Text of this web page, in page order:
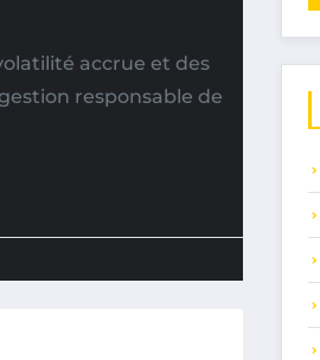
accrue et des
responsable de